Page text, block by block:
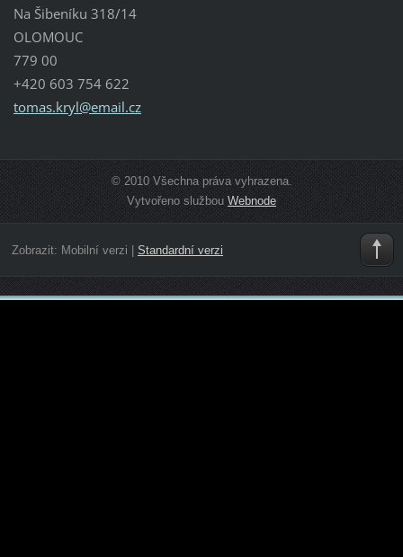
Na Šibeníku 318/14
OLOMOUC
779 00
+420 603 754 622
tomas.kryl@email.cz
© 2010 Všechna práva vyhrazena.
Vytvořeno službou Webnode
Zobrazit: Mobilní verzi Standardní verzi